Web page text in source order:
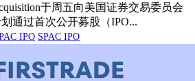
于周五向美国证券交易委员会
划通过首次公开募股（IPO...
IPO SPAC IPO